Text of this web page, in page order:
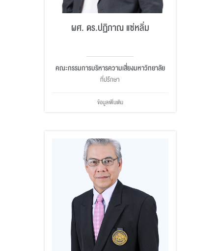
ผศ. ดร.ปฏิภาณ แซ่หลิ่ม
คณะกรรมการบริหารความเสี่ยงมหาวิทยาลัย
ที่ปรึกษา
ข้อมูลเพิ่มเติม